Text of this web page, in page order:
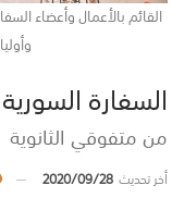
القائم بالأعمال وأعضاء
السفارة
من متفوقي الثانوية
أخر تحديث2020/09/28